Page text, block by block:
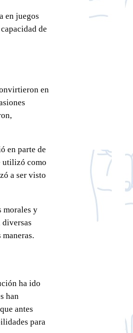
en juegos
de
en
en parte de
utilizó como
a ser visto
morales y
diversas
ha ido
han
antes
para